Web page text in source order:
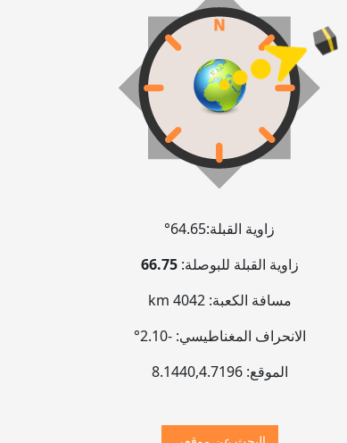
زاوية القبلة:64.65°
زاوية القبلة للبوصلة:66.75
مسافة الكعبة:4042 km
الانحراف المغناطيسي:-2.10°
الموقع:
8.1440,4.7196